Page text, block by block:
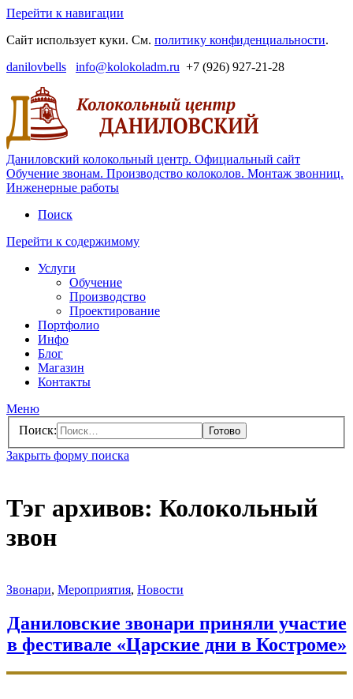
Перейти к навигации
Сайт использует куки. См. политику конфиденциальности.
danilovbells
info@kolokoladm.ru +7 (926) 927-21-28
Даниловский колокольный центр. Официальный сайт
Обучение звонам. Производство колоколов. Монтаж звонниц.
Инженерные работы
Поиск
Перейти к содержимому
Услуги
Обучение
Производство
Проектирование
Портфолио
Инфо
Блог
Магазин
Контакты
Меню
Поиск:
Закрыть форму поиска
Тэг архивов: Колокольный
звон
Звонари, Мероприятия, Новости
Даниловские звонари приняли участие
в фестивале «Царские дни в Костроме»